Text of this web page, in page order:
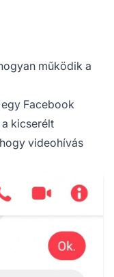
működik a
Facebook
kicserélt
videohívás